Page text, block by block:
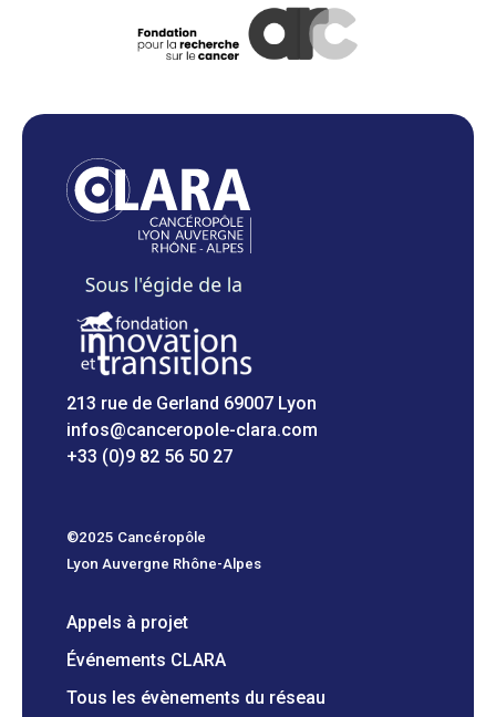
213 rue de Gerland 69007 Lyon
infos@canceropole-clara.com
+33 (0)9 82 56 50 27
©2025 Cancéropôle
Lyon Auvergne Rhône-Alpes
Appels à projet
Événements CLARA
Tous les évènements du réseau